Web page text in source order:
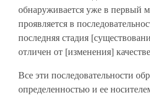
обнаруживается уже в первый
проявляется в
последняя стадия
отличен от [изменения]
Все эти последовательности
определенностью и ее